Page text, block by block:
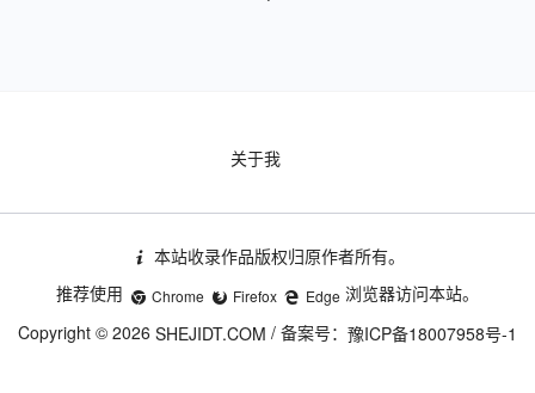
关于我
本站收录作品版权归原作者所有。
推荐使用
Chrome Firefox Edge 浏览器访问本站。
Copyright © 2026 SHEJIDT.COM / 备案号： 豫ICP备18007958号-1